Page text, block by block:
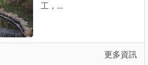
工，...
更多資訊